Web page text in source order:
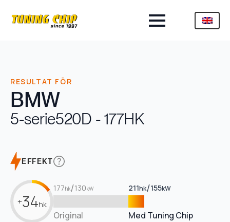
RESULTAT FÖR
BMW
5-serie520D - 177HK
EFFEKT
+34hk
177hk/130kW 211hk/155kW
Original Med Tuning Chip